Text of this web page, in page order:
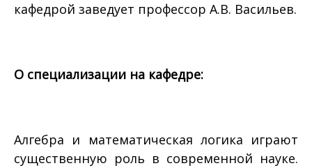
кафедрой заведует профессор А.В. Васильев.
О специализации на кафедре:
Алгебра и математическая логика играют
существенную роль в современной науке.